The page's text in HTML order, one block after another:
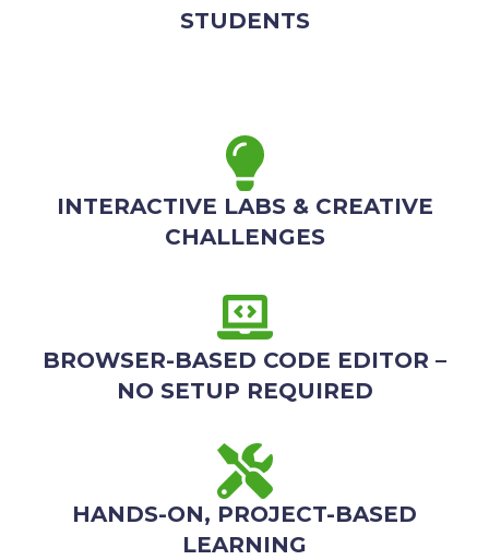
STUDENTS
INTERACTIVE LABS & CREATIVE
CHALLENGES
BROWSER-BASED CODE EDITOR –
NO SETUP REQUIRED
HANDS-ON, PROJECT-BASED
LEARNING